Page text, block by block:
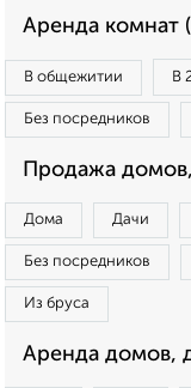
Аренда комнат
В общежитии В
Без посредников
Продажа
Дома Дачи
Без посредников
Из бруса
Аренда домов,